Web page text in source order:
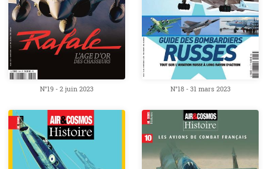
N°19 - 2 juin 2023 N°18 - 31 mars 2023